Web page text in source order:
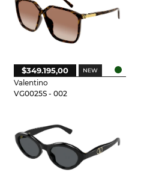
Valentino
VG0025S - 002
$349.195,00